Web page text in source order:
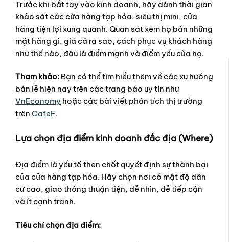
Trước khi bắt tay vào kinh doanh, hãy dành thời gian
khảo sát các cửa hàng tạp hóa, siêu thị mini, cửa
hàng tiện lợi xung quanh. Quan sát xem họ bán những
mặt hàng gì, giá cả ra sao, cách phục vụ khách hàng
như thế nào, đâu là điểm mạnh và điểm yếu của họ.
Tham khảo: Bạn có thể tìm hiểu thêm về các xu hướng
bán lẻ hiện nay trên các trang báo uy tín như
VnEconomy hoặc các bài viết phân tích thị trường
trênCafeF.
Lựa chọn địa điểm kinh doanh đắc địa (Where)
Địa điểm là yếu tố then chốt quyết định sự thành bại
của cửa hàng tạp hóa. Hãy chọn nơi có mật độ dân
cư cao, giao thông thuận tiện, dễ nhìn, dễ tiếp cận
và ít cạnh tranh.
Tiêu chí chọn địa điểm: